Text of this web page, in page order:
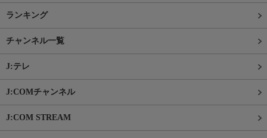
ランキング
チャンネル一覧
J:テレ
J:COMチャンネル
J:COM STREAM